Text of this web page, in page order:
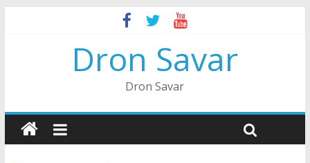
Dron Savar
Dron Savar